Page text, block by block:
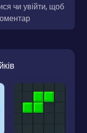
чи увійти, щоб